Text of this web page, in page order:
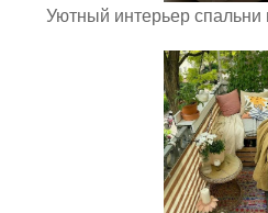
Уютный интерьер